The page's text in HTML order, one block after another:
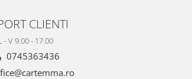
CLIENTI
- V 9.00 - 17.00
0745363436